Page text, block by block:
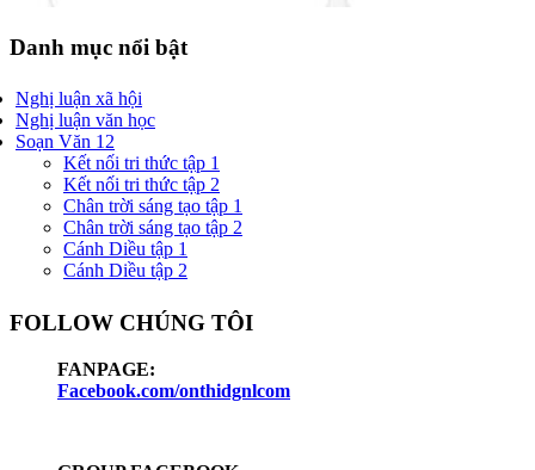
Danh mục nổi bật
Nghị luận xã hội
Nghị luận văn học
Soạn Văn 12
Kết nối tri thức tập 1
Kết nối tri thức tập 2
Chân trời sáng tạo tập 1
Chân trời sáng tạo tập 2
Cánh Diều tập 1
Cánh Diều tập 2
FOLLOW CHÚNG TÔI
FANPAGE:
Facebook.com/onthidgnlcom